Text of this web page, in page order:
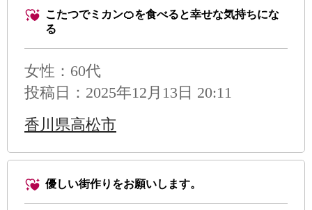
こたつでミカン🍊を食べると幸せな気持ちにな
る
女性：60代
投稿日：2025年12月13日 20:11
香川県高松市
優しい街作りをお願いします。